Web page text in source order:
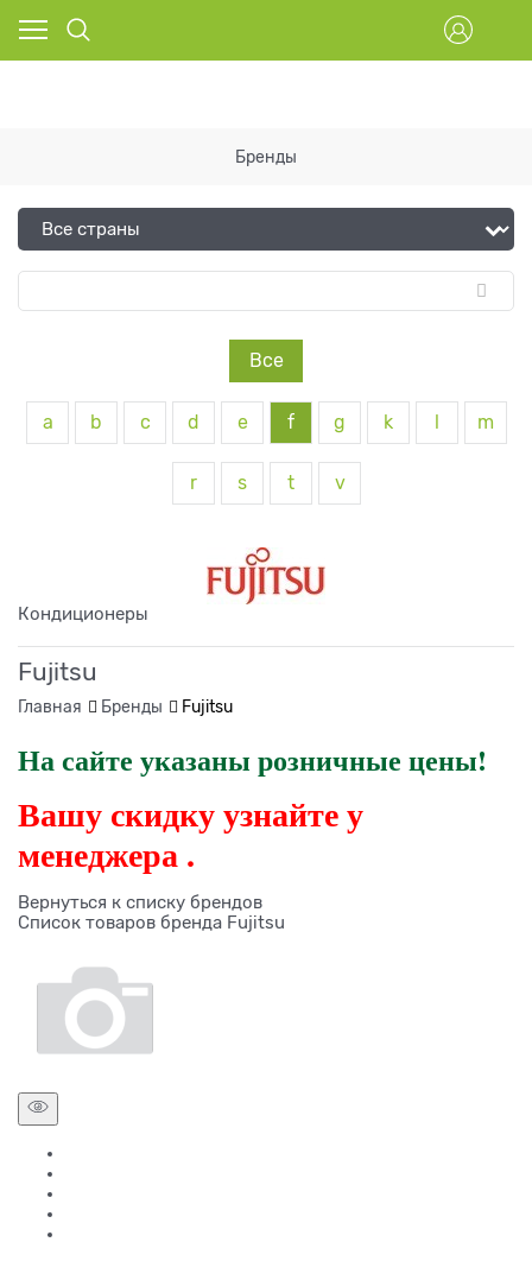
Бренды
Все
a b c d e f g k m
r s t v
Кондиционеры
Fujitsu
Главная Бренды Fujitsu
На сайте указаны розничные цены!
Вашу скидку узнайте у
менеджера .
Вернуться к списку брендов
Список товаров бренда Fujitsu